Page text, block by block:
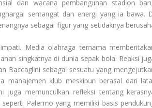
dan wacana pembangunan stadion
semangat dan energi yang ia bawa.
sebagai figur yang setidaknya
Media olahraga ternama
singkatnya di dunia sepak bola. Reaksi
Baccaglini sebagai sesuatu yang
manajemen klub meskipun berasal dari
juga memunculkan refleksi tentang
Palermo yang memiliki basis